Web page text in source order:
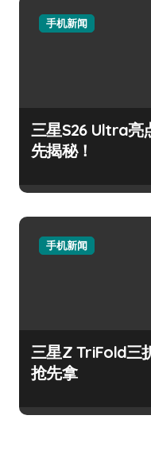
手机新闻
三星S26 Ultra亮
先揭秘！
手机新闻
三星Z TriFold三
抢先拿